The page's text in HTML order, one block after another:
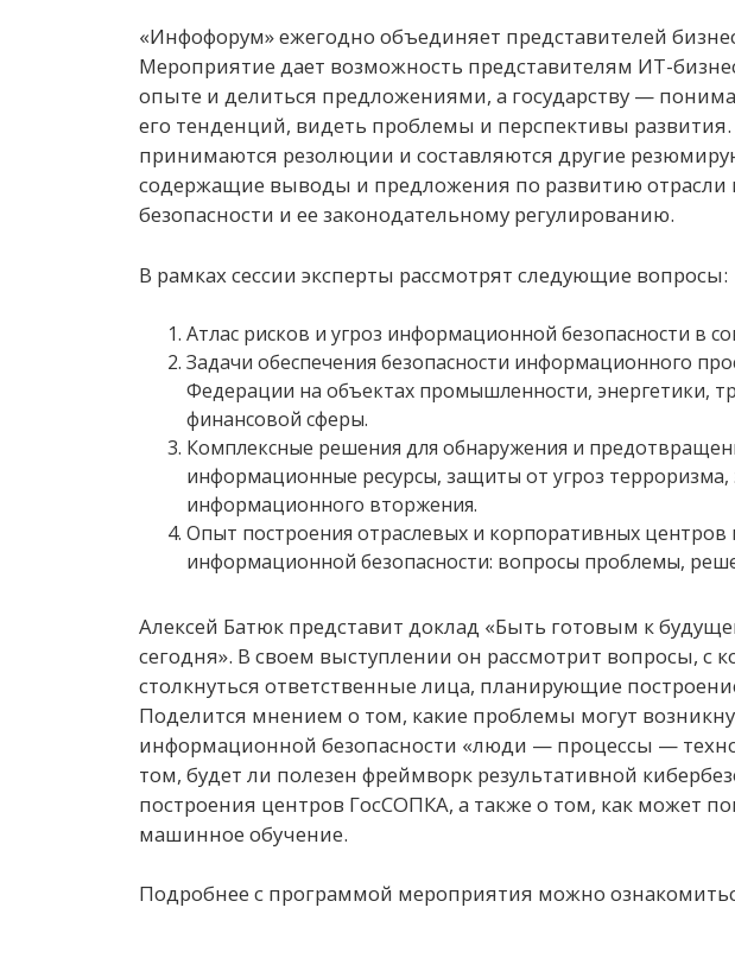
«Инфофорум» ежегодно объединяет представителей
Мероприятие дает возможность представителям ИТ-
опыте и делиться предложениями, а государству —
его тенденций, видеть проблемы и перспективы
принимаются резолюции и составляются другие
содержащие выводы и предложения по развитию
безопасности и ее законодательному регулированию.
В рамках сессии эксперты рассмотрят следующие вопросы:
Атлас рисков и угроз информационной безопасности в
Задачи обеспечения безопасности информационного
Федерации на объектах промышленности, энергетики,
финансовой сферы.
Комплексные решения для обнаружения и
информационные ресурсы, защиты от угроз
информационного вторжения.
Опыт построения отраслевых и корпоративных центров
информационной безопасности: вопросы проблемы,
Алексей Батюк представит доклад «Быть готовым к
сегодня». В своем выступлении он рассмотрит вопросы, с
столкнуться ответственные лица, планирующие
Поделится мнением о том, какие проблемы могут
информационной безопасности «люди — процессы —
том, будет ли полезен фреймворк результативной
построения центров ГосСОПКА, а также о том, как может
машинное обучение.
Подробнее с программой мероприятия можно